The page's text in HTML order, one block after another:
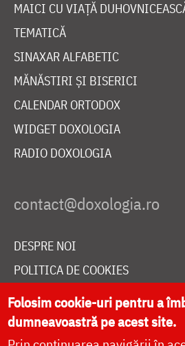
MAICI CU VIAȚĂ
TEMATICĂ
SINAXAR ALFABETIC
MĂNĂSTIRI ȘI BISERICI
CALENDAR ORTODOX
WIDGET DOXOLOGIA
RADIO DOXOLOGIA
DESPRE NOI
POLITICA DE COOKIES
DONEAZĂ ONLINE PENTRU
Folosim cookie-uri pentru a
dumneavoastră pe acest site.